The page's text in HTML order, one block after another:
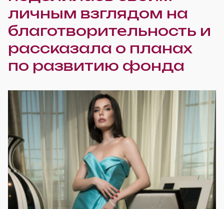
личным взглядом на
благотворительность и
рассказала о планах
по развитию фонда